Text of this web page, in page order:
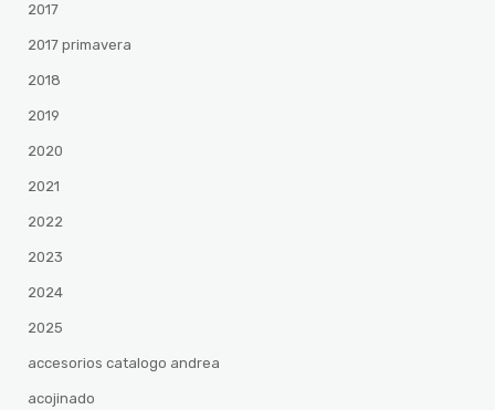
2017
2017 primavera
2018
2019
2020
2021
2022
2023
2024
2025
accesorios catalogo andrea
acojinado